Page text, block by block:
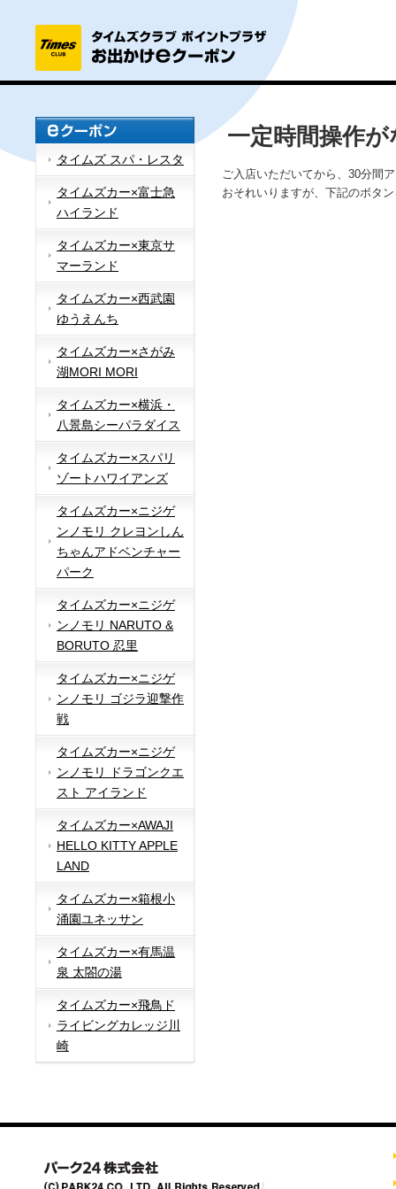
タイムズ スパ・レスタ
タイムズカー×富士急
ハイランド
タイムズカー×東京サ
マーランド
タイムズカー×西武園
ゆうえんち
タイムズカー×さがみ
湖MORI MORI
タイムズカー×横浜・
八景島シーパラダイス
タイムズカー×スパリ
ゾートハワイアンズ
タイムズカー×ニジゲ
ンノモリ クレヨンしん
ちゃんアドベンチャー
パーク
タイムズカー×ニジゲ
ンノモリ NARUTO &
BORUTO 忍里
タイムズカー×ニジゲ
ンノモリ ゴジラ迎撃作
戦
タイムズカー×ニジゲ
ンノモリ ドラゴンクエ
スト アイランド
タイムズカー×AWAJI
HELLO KITTY APPLE
LAND
タイムズカー×箱根小
涌園ユネッサン
タイムズカー×有馬温
泉 太閤の湯
タイムズカー×飛鳥ド
ライビングカレッジ川
崎
一定時間操作
ご入店いただいてから、30分間
おそれいりますが、下記のボタ